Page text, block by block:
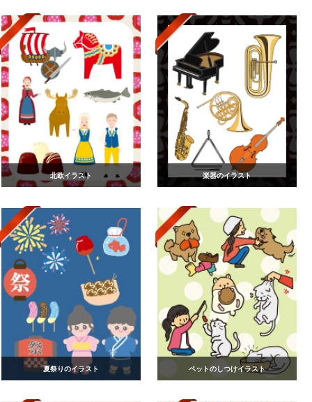
北欧イラスト 楽器のイラスト
夏祭りのイラスト ペットのしつけイラスト